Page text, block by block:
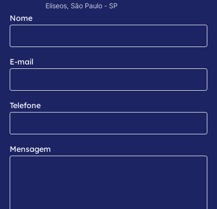
Elíseos, São Paulo - SP
Nome
E-mail
Telefone
Mensagem